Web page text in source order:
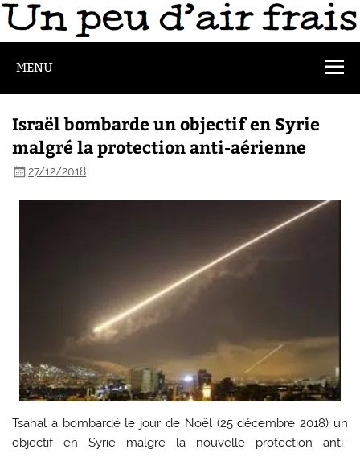
MENU
Israël bombarde un objectif en Syrie
malgré la protection anti-aérienne
27/12/2018
Tsahal a bombardé le jour de Noël (25 décembre 2018) un
objectif en Syrie malgré la nouvelle protection anti-